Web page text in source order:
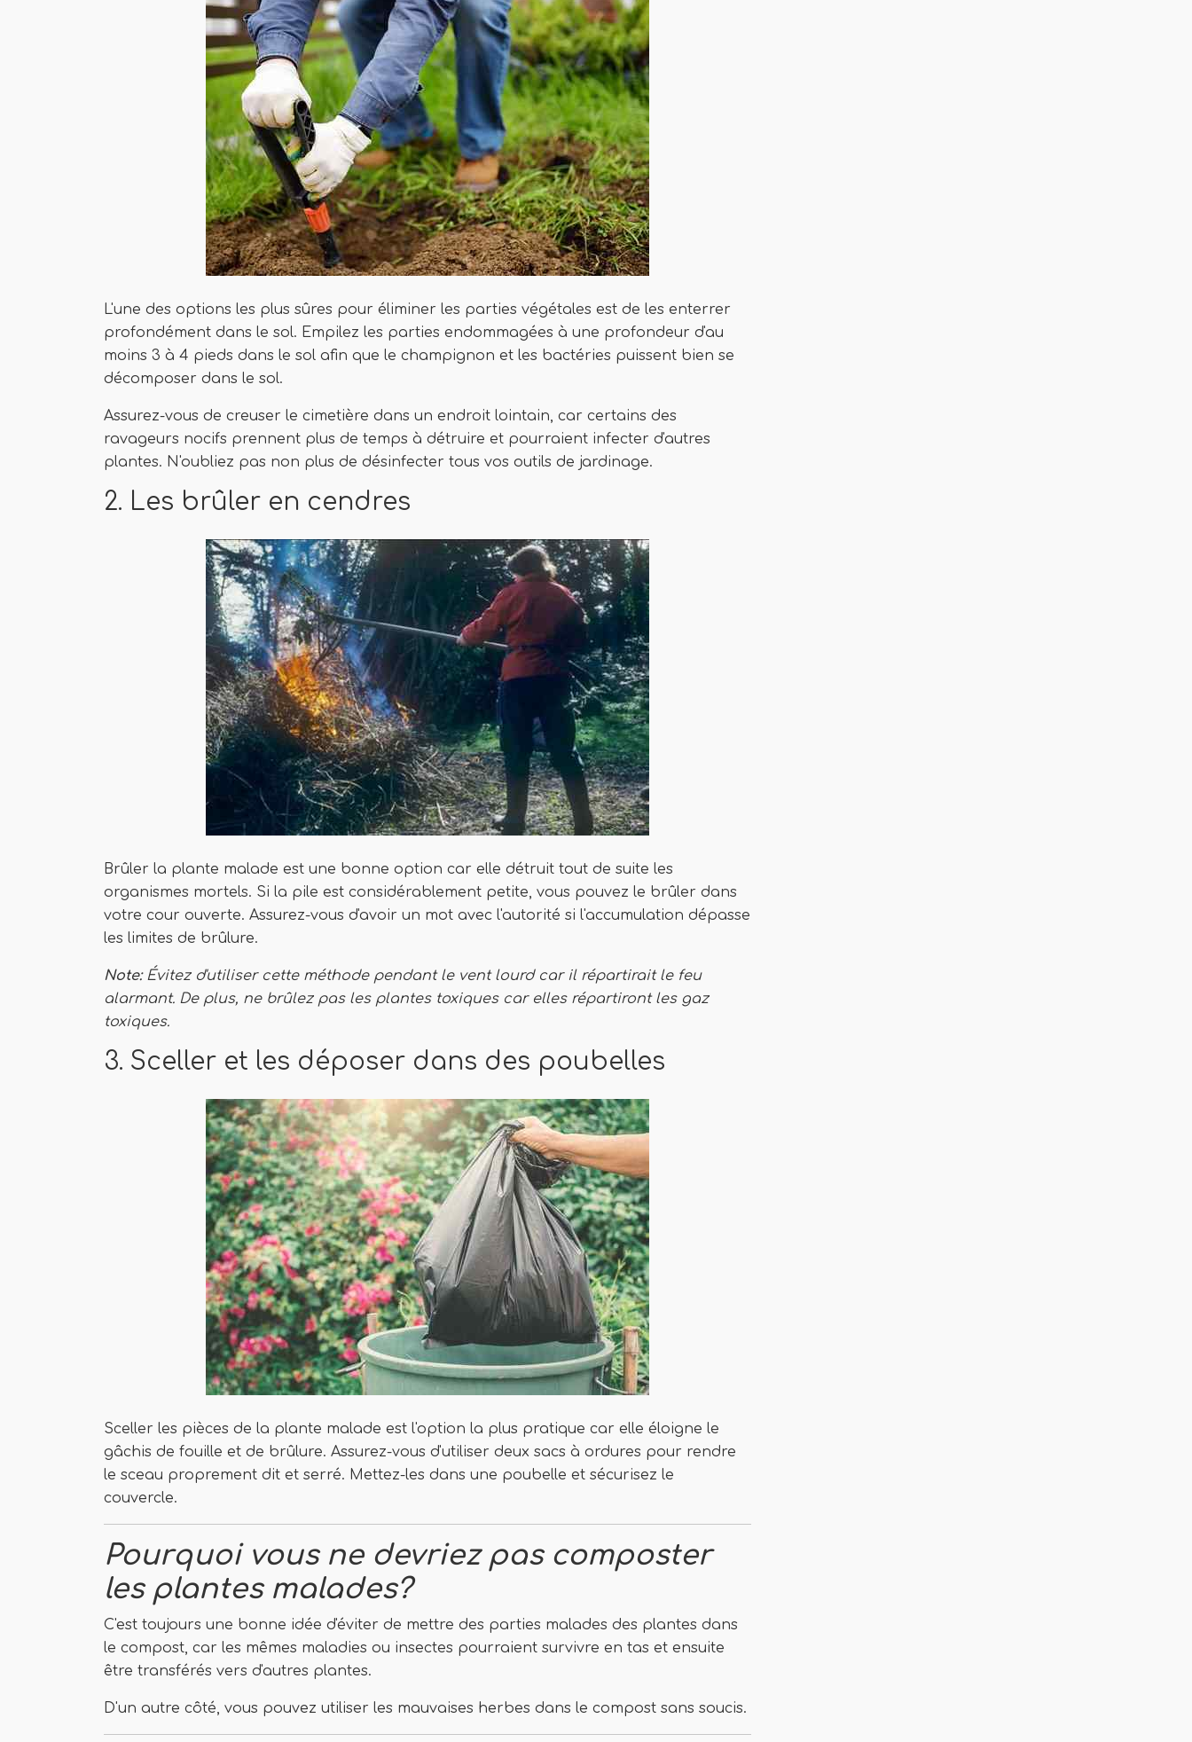
L'une des options les plus sûres pour éliminer les parties végétales est de les enterrer
profondément dans le sol. Empilez les parties endommagées à une profondeur d'au
moins 3 à 4 pieds dans le sol afin que le champignon et les bactéries puissent bien se
décomposer dans le sol.
Assurez-vous de creuser le cimetière dans un endroit lointain, car certains des
ravageurs nocifs prennent plus de temps à détruire et pourraient infecter d'autres
plantes. N'oubliez pas non plus de désinfecter tous vos outils de jardinage.
2. Les brûler en cendres
Brûler la plante malade est une bonne option car elle détruit tout de suite les
organismes mortels. Si la pile est considérablement petite, vous pouvez le brûler dans
votre cour ouverte. Assurez-vous d'avoir un mot avec l'autorité si l'accumulation dépasse
les limites de brûlure.
Note:Évitez d'utiliser cette méthode pendant le vent lourd car il répartirait le feu
alarmant. De plus, ne brûlez pas les plantes toxiques car elles répartiront les gaz
toxiques.
3. Sceller et les déposer dans des poubelles
Sceller les pièces de la plante malade est l'option la plus pratique car elle éloigne le
gâchis de fouille et de brûlure. Assurez-vous d'utiliser deux sacs à ordures pour rendre
le sceau proprement dit et serré. Mettez-les dans une poubelle et sécurisez le
couvercle.
Pourquoi vous ne devriez pas composter
les plantes malades?
C'est toujours une bonne idée d'éviter de mettre des parties malades des plantes dans
le compost, car les mêmes maladies ou insectes pourraient survivre en tas et ensuite
être transférés vers d'autres plantes.
D'un autre côté, vous pouvez utiliser les mauvaises herbes dans le compost sans soucis.